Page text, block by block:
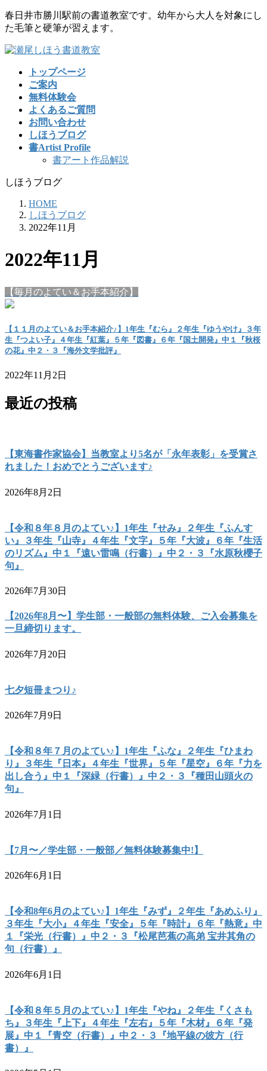
コ
ン
ン
ナ
ビ
ー
春日井市勝川駅前の書道教室です。幼年から大人を対象にし
た毛筆と硬筆が習えます。
トップページ
ご案内
無料体験会
よくあるご質問
お問い合わせ
しほうブログ
書Artist Profile
書アート作品解説
しほうブログ
HOME
しほうブログ
2022年11月
2022年11月
【毎月のよてい＆お手本紹介】
【１１月のよてい＆お手本紹介♪】1年生『むら』２年生『ゆうやけ』３年
生『つよい子』４年生『紅葉』５年『図書』６年『国土開発』中１『秋桜
の花』中２・３『海外文学批評』
2022年11月2日
最近の投稿
【東海書作家協会】当教室より5名が「永年表彰」を受賞さ
れました！おめでとうございます♪
2026年8月2日
【令和８年８月のよてい♪】1年生『せみ』２年生『ふんす
い』３年生『山寺』４年生『文字』５年『大波』６年『生活
のリズム』中１『遠い雷鳴（行書）』中２・３『水原秋櫻子
句』
2026年7月30日
【2026年8月〜】学生部・一般部の無料体験、ご入会募集を
一旦締切ります。
2026年7月20日
七夕短冊まつり♪
2026年7月9日
【令和８年７月のよてい♪】1年生『ふな』２年生『ひまわ
り』３年生『日本』４年生『世界』５年『星空』６年『力を
出し合う』中１『深緑（行書）』中２・３『種田山頭火の
句』
2026年7月1日
【7月〜／学生部・一般部／無料体験募集中!】
2026年6月1日
【令和8年6月のよてい♪】1年生『みず』２年生『あめふり』
３年生『大小』４年生『安全』５年『時計』６年『熱意』中
１『栄光（行書）』中２・３『松尾芭蕉の高弟 宝井其角の
句（行書）』
2026年6月1日
【令和８年５月のよてい♪】1年生『やね』２年生『くさも
ち』３年生『上下』４年生『左右』５年『木材』６年『発
展』中１『青空（行書）』中２・３『地平線の彼方（行
書）』